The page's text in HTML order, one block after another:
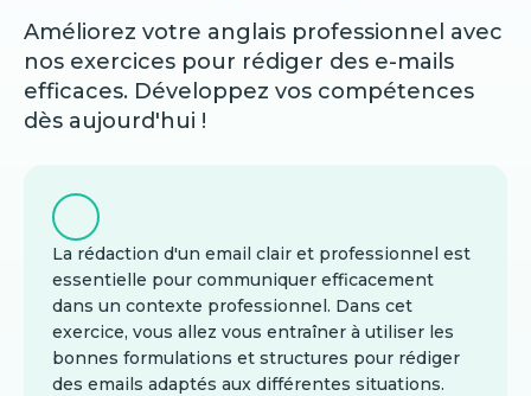
Améliorez votre anglais professionnel avec
nos exercices pour rédiger des e-mails
efficaces. Développez vos compétences
dès aujourd'hui !
La rédaction d'un email clair et professionnel est
essentielle pour communiquer efficacement
dans un contexte professionnel. Dans cet
exercice, vous allez vous entraîner à utiliser les
bonnes formulations et structures pour rédiger
des emails adaptés aux différentes situations.